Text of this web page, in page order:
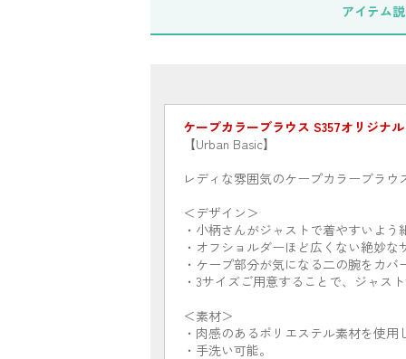
アイテム
ケープカラーブラウス S357オリジナ
【Urban Basic】
レディな雰囲気のケープカラーブラウ
＜デザイン＞
・小柄さんがジャストで着やすいよ
・オフショルダーほど広くない絶妙
・ケープ部分が気になる二の腕をカ
・3サイズご用意することで、ジャス
＜素材＞
・肉感のあるポリエステル素材を使
・手洗い可能。